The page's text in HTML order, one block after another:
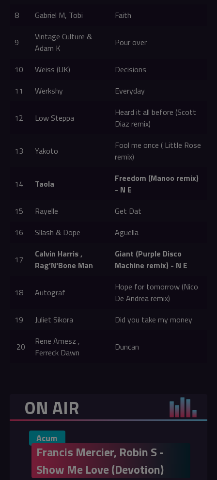
8
Gabriel M, Tobi Faith
9
Vintage Culture &
Adam K
Pour over
10 Weiss (UK)
Decisions
11
Werkshy Everyday
12 Low Steppa
Heard it all before (Scott
Diaz remix)
13 Yakoto
Fool me once ( Little Rose
remix)
14 Taola
Freedom (Manoo remix)
- N E
15
Rayelle
Get Dat
16
Sllash & Dope Aguella
17
Calvin Harris ,
Rag’N'Bone Man
Giant (Purple Disco
Machine remix) - N E
18 Autograf
Hope for tomorrow (Nico
De Andrea remix)
19
Juliet Sikora Did you take my money
20
Rene Amesz ,
Ferreck Dawn
Duncan
ON AIR
Acum
Francis Mercier, Robin S -
Show Me Love (Devotion)